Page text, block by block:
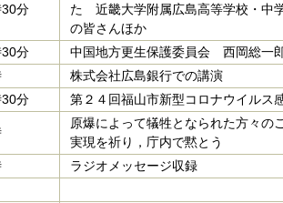
分
た 近畿大学附属広島高等学校・中
の皆さんほか
分 中国地方更生保護委員会 西岡総一
株式会社広島銀行での講演
分 第２４回福山市新型コロナウイルス
原爆によって犠牲となられた方々の
実現を祈り，庁内で黙とう
ラジオメッセージ収録